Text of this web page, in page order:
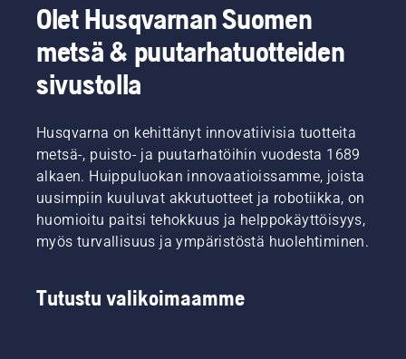
Olet Husqvarnan Suomen
metsä & puutarhatuotteiden
sivustolla
Husqvarna on kehittänyt innovatiivisia tuotteita
metsä-, puisto- ja puutarhatöihin vuodesta 1689
alkaen. Huippuluokan innovaatioissamme, joista
uusimpiin kuuluvat akkutuotteet ja robotiikka, on
huomioitu paitsi tehokkuus ja helppokäyttöisyys,
myös turvallisuus ja ympäristöstä huolehtiminen.
Tutustu valikoimaamme